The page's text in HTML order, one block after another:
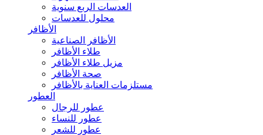
العدسات الربع سنوية
محلول للعدسات
الأظافر
الأظافر الصناعية
طلاء الأظافر
مزيل طلاء الأظافر
صحة الأظافر
مستلزمات العناية بالأظافر
العطور
عطور للرجال
عطور للنساء
عطور للشعر